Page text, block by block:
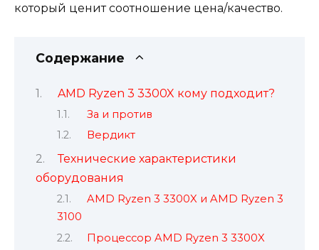
который ценит соотношение цена/качество.
Содержание
AMD Ryzen 3 3300X кому подходит?
За и против
Вердикт
Технические характеристики
оборудования
AMD Ryzen 3 3300X и AMD Ryzen 3
3100
Процессор AMD Ryzen 3 3300X